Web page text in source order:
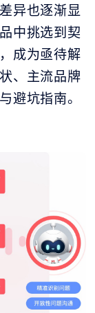
异也逐渐显
中挑选到契
成为亟待解
、主流品牌
避坑指南。